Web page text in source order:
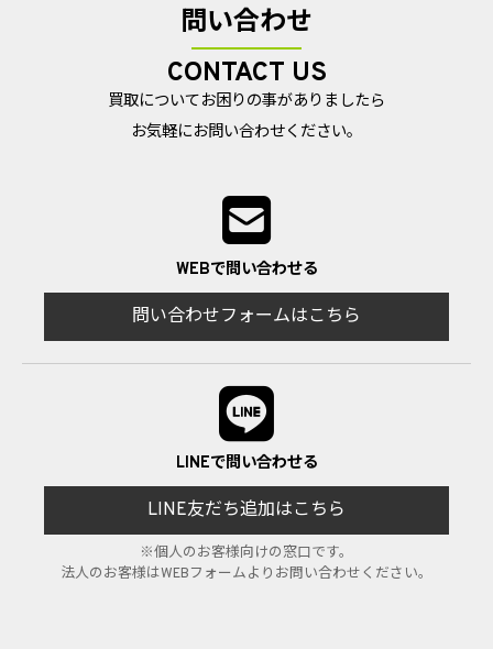
問い合わせ
CONTACT US
買取についてお困りの事がありましたら
お気軽にお問い合わせください。
WEBで問い合わせる
問い合わせフォームはこちら
LINEで問い合わせる
LINE友だち追加はこちら
※個人のお客様向けの窓口です。
法人のお客様はWEBフォームよりお問い合わせください。